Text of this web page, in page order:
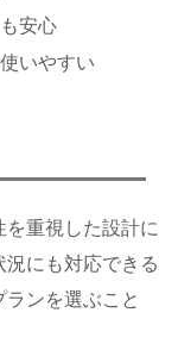
安心
いやすい
重視した設計に
にも対応できる
ンを選ぶこと